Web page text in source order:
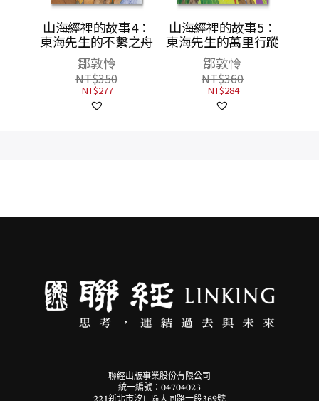
山海經裡的故事4：
東海先生的不繫之舟
鄒敦怜
NT$350
NT$277
山海經裡的故事5：
東海先生的萬里行蹤
鄒敦怜
NT$360
NT$284
聯經出版事業股份有限公司
統一編號：04704023